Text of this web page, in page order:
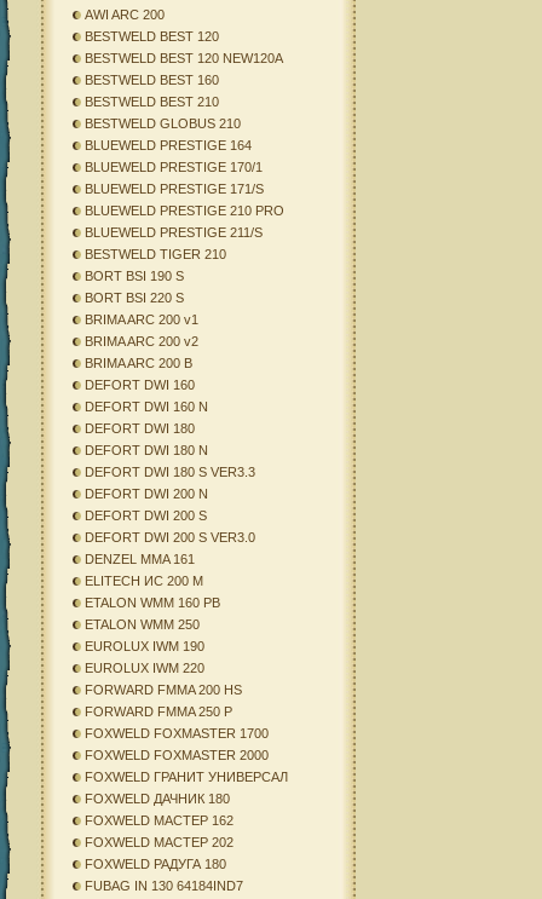
AWI ARC 200
BESTWELD BEST 120
BESTWELD BEST 120 NEW120A
BESTWELD BEST 160
BESTWELD BEST 210
BESTWELD GLOBUS 210
BLUEWELD PRESTIGE 164
BLUEWELD PRESTIGE 170/1
BLUEWELD PRESTIGE 171/S
BLUEWELD PRESTIGE 210 PRO
BLUEWELD PRESTIGE 211/S
BESTWELD TIGER 210
BORT BSI 190 S
BORT BSI 220 S
BRIMA ARC 200 v1
BRIMA ARC 200 v2
BRIMA ARC 200 B
DEFORT DWI 160
DEFORT DWI 160 N
DEFORT DWI 180
DEFORT DWI 180 N
DEFORT DWI 180 S VER3.3
DEFORT DWI 200 N
DEFORT DWI 200 S
DEFORT DWI 200 S VER3.0
DENZEL MMA 161
ELITECH ИС 200 М
ETALON WMM 160 PB
ETALON WMM 250
EUROLUX IWM 190
EUROLUX IWM 220
FORWARD FMMA 200 HS
FORWARD FMMA 250 P
FOXWELD FOXMASTER 1700
FOXWELD FOXMASTER 2000
FOXWELD ГРАНИТ УНИВЕРСАЛ
FOXWELD ДАЧНИК 180
FOXWELD МАСТЕР 162
FOXWELD МАСТЕР 202
FOXWELD РАДУГА 180
FUBAG IN 130 64184IND7